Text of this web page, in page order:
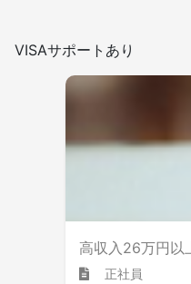
VISAサポートあり
高収入26万円
正社員